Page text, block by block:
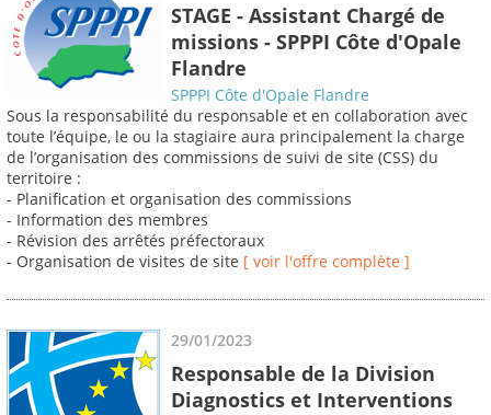
STAGE - Assistant Chargé de
missions - SPPPI Côte d'Opale
Flandre
SPPPI Côte d'Opale Flandre
Sous la responsabilité du responsable et en collaboration avec
toute l’équipe, le ou la stagiaire aura principalement la charge
de l’organisation des commissions de suivi de site (CSS) du
territoire :
- Planification et organisation des commissions
- Information des membres
- Révision des arrêtés préfectoraux
- Organisation de visites de site [ voir l'offre complète ]
29/01/2023
Responsable de la Division
Diagnostics et Interventions